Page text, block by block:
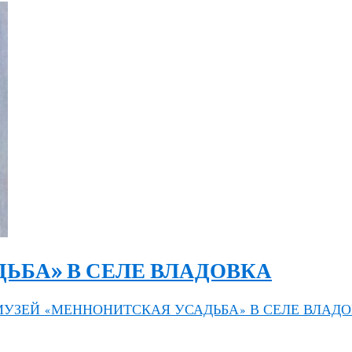
В СЕЛЕ ВЛАДОВКА
МУЗЕЙ «МЕННОНИТСКАЯ УСАДЬБА» В СЕЛЕ